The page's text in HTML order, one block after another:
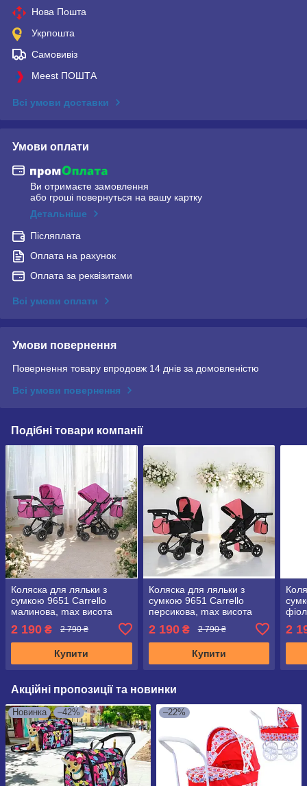
Нова Пошта
Укрпошта
Самовивіз
Meest ПОШТА
Всі умови доставки
Умови оплати
Ви отримаєте замовлення
або гроші повернуться на вашу картку
Детальніше
Післяплата
Оплата на рахунок
Оплата за реквізитами
Всі умови оплати
Умови повернення
Повернення товару впродовж 14 днів за домовленістю
Всі умови повернення
Подібні товари компанії
Коляска для ляльки з
сумкою 9651 Carrello
малинова, max висота
2 190 ₴ 2 790 ₴
Купити
Коляска для ляльки з
сумкою 9651 Carrello
персикова, max висота
2 190₴ 2 790 ₴
Купити
2
Акційні пропозиції та новинки
Новинка –42% –22%